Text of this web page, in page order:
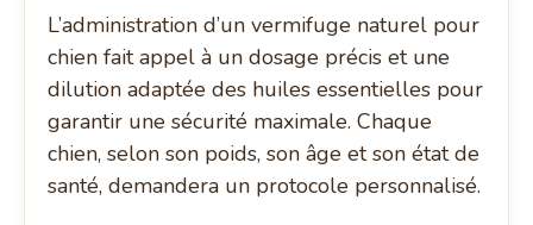
L’administration d’un vermifuge naturel pour
chien fait appel à un dosage précis et une
dilution adaptée des huiles essentielles pour
garantir une sécurité maximale. Chaque
chien, selon son poids, son âge et son état de
santé, demandera un protocole personnalisé.